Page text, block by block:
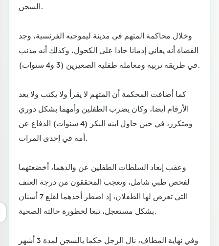
السجن.
وخلال محاكمة المتهم في مدينة ليموجيه الفرنسية، وجد
القضاة أنه يعاني إدمانا حادا على الكحول، وكذلك أنه مذنب
في طريقة تربية ومعاملة طفليه الصغيرين (3 و4 سنوات).
كما أضافت المحكمة أن المتهم لا يقرأ ولا يكتب ولا يعد
الأرقام أيضا، وكان يضرب الطفلين وأمهما بشكل دوري
ومتكرر، في حين حاول ابنه البكر (4 سنوات) الدفاع عن
أمه في إحدى المرات.
وعقب إبعاد السلطات الطفلين عن والدهما، أخضعتهما
لفحص طبي شامل، وتعجب المحققون من درجة العنف
التي تعرض لها الطفلان، إذ اضطر أحدهما لقلع 7 أسنان
بشكل مستعجل، تبعا لخطورة حالته الصحية.
وفي نهاية المطاف، نال الرجل حكما بالسجن لمدة 3 أشهر